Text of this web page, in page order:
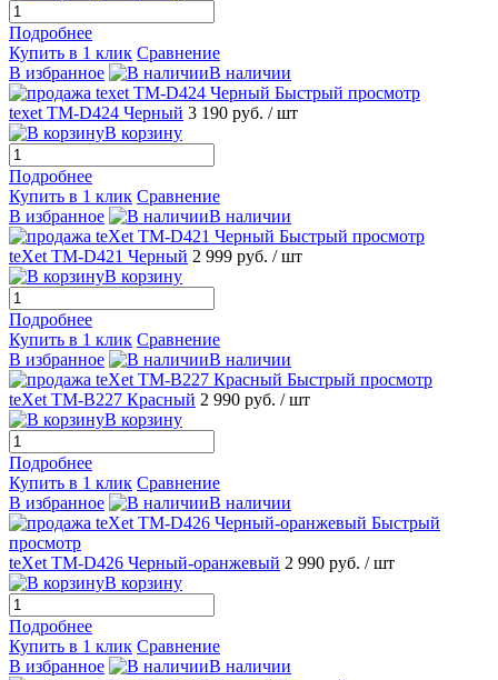
Подробнее
Купить в 1 клик Сравнение
В избранное
В наличии
Быстрый просмотр
texet TM-D424 Черный 3 190 руб. / шт
В корзину
Подробнее
Купить в 1 клик Сравнение
В избранное
В наличии
Быстрый просмотр
teXet TM-D421 Черный 2 999 руб. / шт
В корзину
Подробнее
Купить в 1 клик Сравнение
В избранное
В наличии
Быстрый просмотр
teXet TM-B227 Красный 2 990 руб. / шт
В корзину
Подробнее
Купить в 1 клик Сравнение
В избранное
В наличии
Быстрый
просмотр
teXet TM-D426 Черный-оранжевый 2 990 руб. / шт
В корзину
Подробнее
Купить в 1 клик Сравнение
В избранное
В наличии